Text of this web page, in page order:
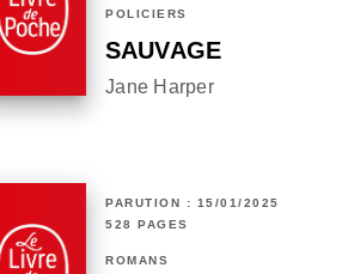
POLICIERS
SAUVAGE
Jane Harper
PARUTION : 15/01/2025
528 PAGES
ROMANS